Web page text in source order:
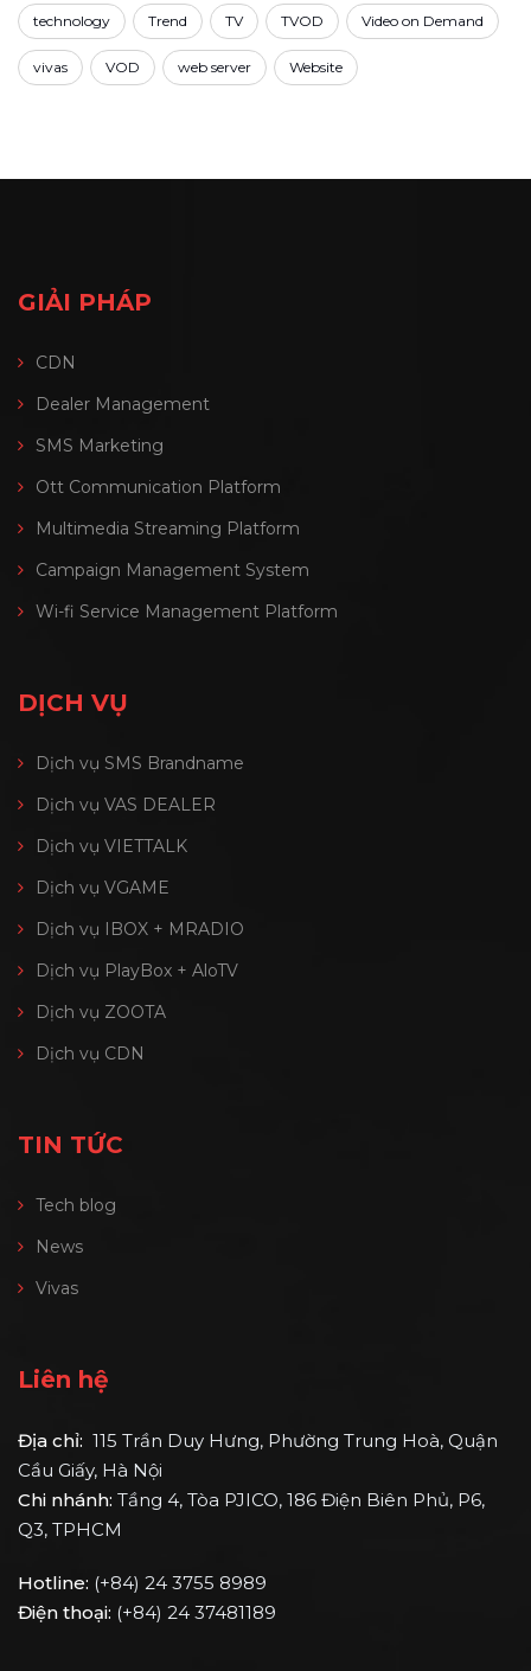
technology Trend TV TVOD Video on Demand
vivas VOD web server Website
GIẢI PHÁP
CDN
Dealer Management
SMS Marketing
Ott Communication Platform
Multimedia Streaming Platform
Campaign Management System
Wi-fi Service Management Platform
DỊCH VỤ
Dịch vụ SMS Brandname
Dịch vụ VAS DEALER
Dịch vụ VIETTALK
Dịch vụ VGAME
Dịch vụ IBOX + MRADIO
Dịch vụ PlayBox + AloTV
Dịch vụ ZOOTA
Dịch vụ CDN
TIN TỨC
Tech blog
News
Vivas
Liên hệ
Địa chỉ: 115 Trần Duy Hưng, Phường Trung Hoà, Quận
Cầu Giấy, Hà Nội
Chi nhánh: Tầng 4, Tòa PJICO, 186 Điện Biên Phủ, P6,
Q3, TPHCM
Hotline: (+84) 24 3755 8989
Điện thoại: (+84) 24 37481189